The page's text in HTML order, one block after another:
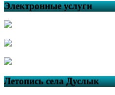
Электронные услуги
Летопись села Дуслык